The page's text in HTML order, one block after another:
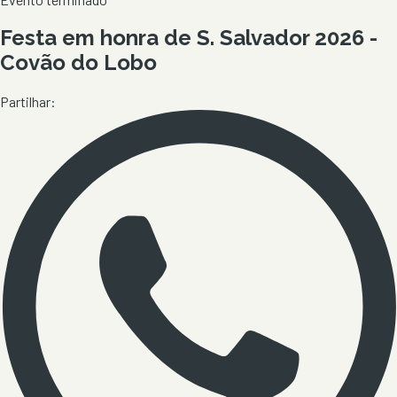
Festa em honra de S. Salvador 2026 -
Covão do Lobo
Partilhar: